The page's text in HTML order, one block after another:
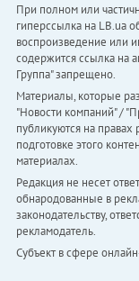
При полном или
гиперссылка на LB.ua
воспроизведение или
содержится ссылка на
Группа" запрещено.
Материалы, которые
"Новости компаний" /
публикуются на правах
подготовке этого
материалах.
Редакция не несет
обнародованные в
законодательству,
рекламодатель.
Субъект в сфере